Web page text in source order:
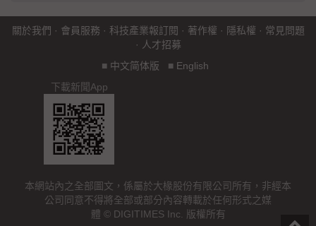
關於我們 · 會員服務 · 科技產業報訂閱 · 著作權 · 隱私權 · 常見問題
· 人才招募
■ 中文简体版 ■ English
下載新聞App
本網站內之全部圖文，係屬於大椽股份有限公司所有，非經本
公司同意不得將全部或部分內容轉載於任何形式之媒
體 © DIGITIMES Inc. 版權所有